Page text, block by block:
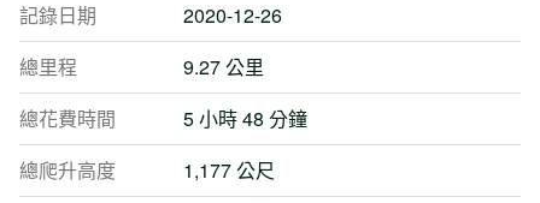
記錄日期
2020-12-26
總里程
9.27 公里
總花費時間
5 小時 48 分鐘
總爬升高度
1,177 公尺